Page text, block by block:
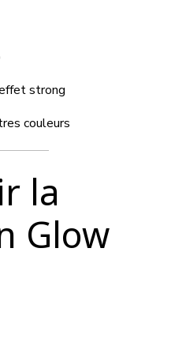
strong
couleurs
la
Glow